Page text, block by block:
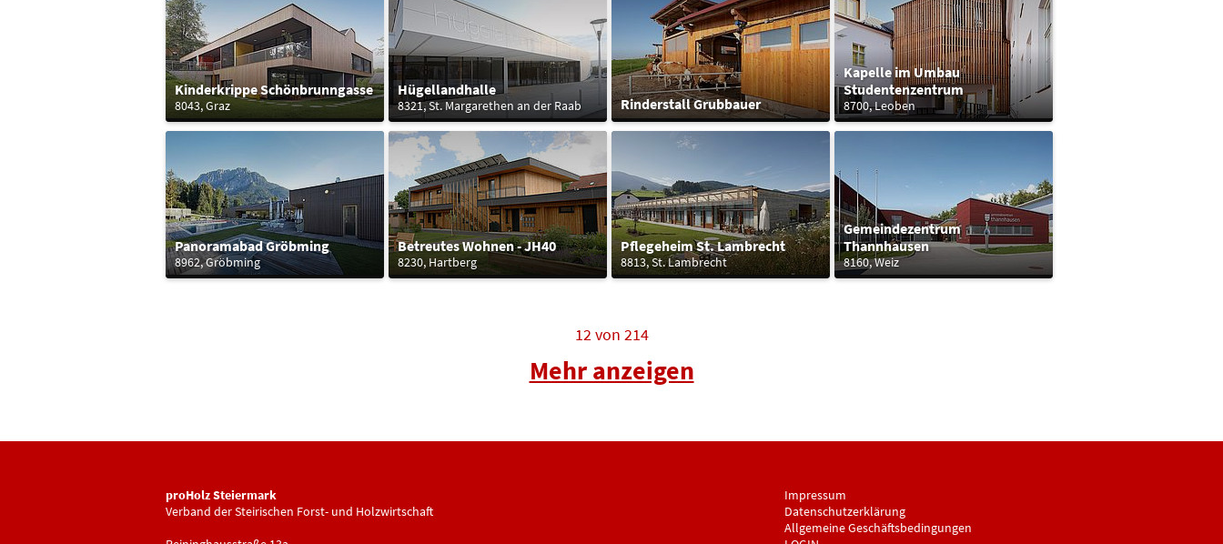
Kinderkrippe Schönbrunngasse
8043, Graz
Hügellandhalle
8321, St. Margarethen an der Raab Rinderstall Grubbauer
Kapelle im Umbau
Studentenzentrum
8700, Leoben
Panoramabad Gröbming
8962, Gröbming
Betreutes Wohnen - JH40
8230, Hartberg
Pflegeheim St. Lambrecht
8813, St. Lambrecht
Gemeindezentrum
Thannhausen
8160, Weiz
12von 214
Mehr anzeigen
proHolz Steiermark
Verband der Steirischen Forst- und Holzwirtschaft
Impressum
Datenschutzerklärung
Allgemeine Geschäftsbedingungen